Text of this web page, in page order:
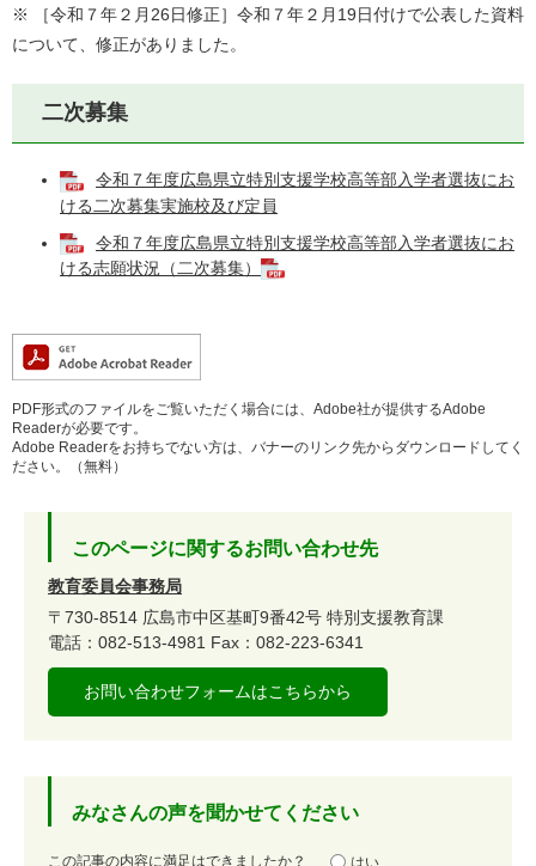
※ ［令和７年２月26日修正］令和７年２月19日付けで公表した資料
について、修正がありました。​
二次募集
令和７年度広島県立特別支援学校高等部入学者選抜にお
ける二次募集実施校及び定員
令和７年度広島県立特別支援学校高等部入学者選抜にお
ける志願状況（二次募集）
PDF形式のファイルをご覧いただく場合には、Adobe社が提供するAdobe
Readerが必要です。
Adobe Readerをお持ちでない方は、バナーのリンク先からダウンロードしてく
ださい。（無料）
このページに関するお問い合わせ先
教育委員会事務局
〒730-8514 広島市中区基町9番42号 特別支援教育課
電話：082-513-4981 Fax：082-223-6341
お問い合わせフォームはこちらから
みなさんの声を聞かせてください
満
この記事の内容に満足はできましたか？
はい